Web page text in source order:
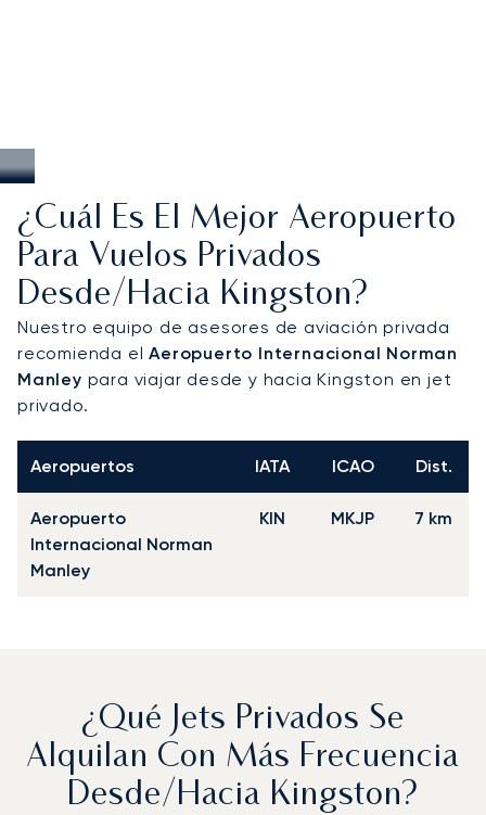
¿Cuál Es El Mejor Aeropuerto
Para Vuelos Privados
Desde/hacia Kingston?
Nuestro equipo de asesores de aviación privada
recomienda elAeropuerto Internacional Norman
Manley para viajar desde y hacia Kingston en jet
privado.
Aeropuertos IATA ICAO Dist.
Aeropuerto
Internacional Norman
Manley
KIN MKJP 7 km
¿Qué Jets Privados Se
Alquilan Con Más Frecuencia
Desde/hacia Kingston?